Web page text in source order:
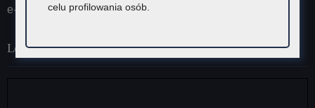
e-Doręczenia: AE:PL-23387-37626-IRHSW-19
Lokalizacja
celu profilowania osób.